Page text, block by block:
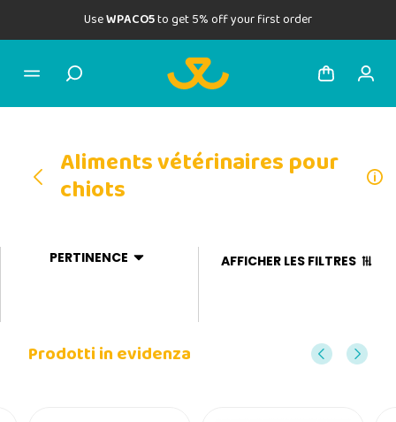
UseWPACO5to get 5% off your first order
Aliments vétérinaires pour
chiots
PERTINENCE AFFICHER LES FILTRES
Prodotti in evidenza